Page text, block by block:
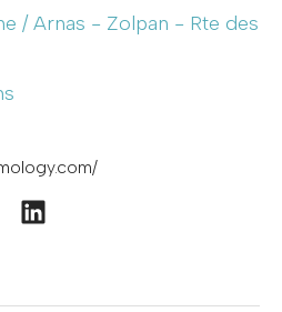
/ Arnas - Zolpan - Rte des